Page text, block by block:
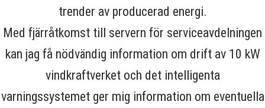
trender av producerad energi.
Med fjärråtkomst till servern för serviceavdelningen
kan jag få nödvändig information om drift av 10 kW
vindkraftverket och det intelligenta
varningssystemet ger mig information om eventuella